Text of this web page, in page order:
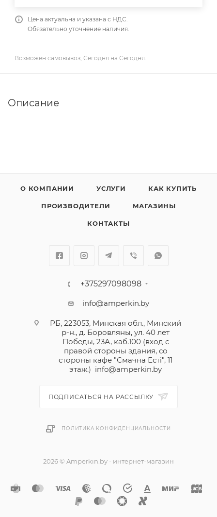
Цена актуальна и указана с НДС.
Обязательно уточнение наличия.
Возможен самовывоз, Сегодня на Сегодня.
Описание
О КОМПАНИИ УСЛУГИ КАК КУПИТЬ
ПРОИЗВОДИТЕЛИ МАГАЗИНЫ
КОНТАКТЫ
+375297098098
info@amperkin.by
РБ, 223053, Минская обл., Минский
р-н., д. Боровляны, ул. 40 лет
Победы, 23А, каб.100 (вход с
правой стороны здания, со
стороны кафе "Смачна Естi", 11
этаж.) info@amperkin.by
ПОДПИСАТЬСЯ НА РАССЫЛКУ
ПОЛИТИКА КОНФИДЕНЦИАЛЬНОСТИ
2026 © Amperkin.by - интернет-магазин